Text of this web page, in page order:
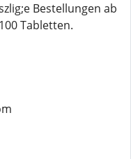
Bestellungen ab
Tabletten.